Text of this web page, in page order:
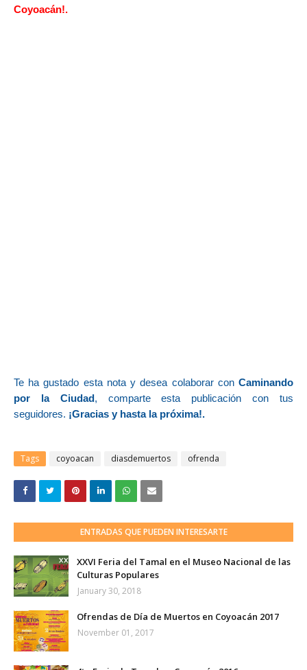
Coyoacán!.
Te ha gustado esta nota y desea colaborar con Caminando
por la Ciudad, comparte esta publicación con tus
seguidores. ¡Gracias y hasta la próxima!.
Tags coyoacan diasdemuertos ofrenda
ENTRADAS QUE PUEDEN INTERESARTE
XXVI Feria del Tamal en el Museo Nacional de las
Culturas Populares
January 30, 2018
Ofrendas de Día de Muertos en Coyoacán 2017
November 01, 2017